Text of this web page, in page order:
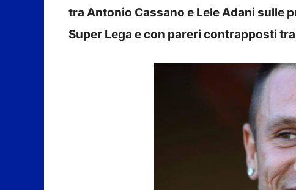
tra Antonio Cassano e Lele Adani sulle
Super Lega e con pareri contrapposti